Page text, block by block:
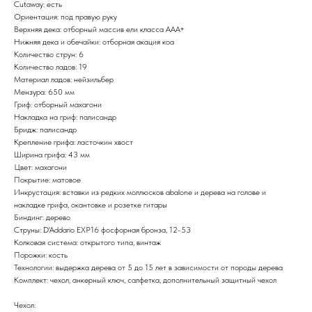
Cutaway: есть
Ориентация: под правую руку
Верхняя дека: отборный массив ели класса AAA+
Нижняя дека и обечайки: отборная акация коа
Количество струн: 6
Количество ладов: 19
Материал ладов: нейзильбер
Мензура: 650 мм
Гриф: отборный махагони
Накладка на гриф: палисандр
Бридж: палисандр
Крепление грифа: ласточкин хвост
Ширина грифа: 43 мм
Цвет: махагони
Покрытие: матовое
Инкрустация: вставки из редких моллюсков abalone и дерева на голове и
накладке грифа, окантовке и розетке гитары
Биндинг: дерево
Струны: D'Addario EXP16 фосфорная бронза, 12-53
Колковая система: открытого типа, винтаж
Порожки: кость
Технологии: выдержка дерева от 5 до 15 лет в зависимости от породы дерева
Комплект: чехол, анкерный ключ, салфетка, дополнительный защитный чехол
Чехол: